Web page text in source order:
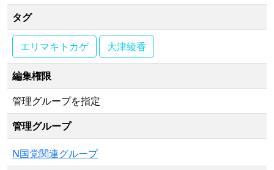
タグ
エリマキトカゲ 大津綾香
編集権限
管理グループを指定
管理グループ
N国党関連グループ